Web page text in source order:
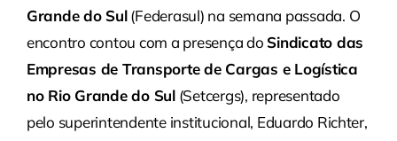
Grande do Sul(Federasul) na semana passada. O
encontro contou com a presença do Sindicato das
Empresas de Transporte de Cargas e Logística
no Rio Grande do Sul(Setcergs), representado
pelo superintendente institucional, Eduardo Richter,